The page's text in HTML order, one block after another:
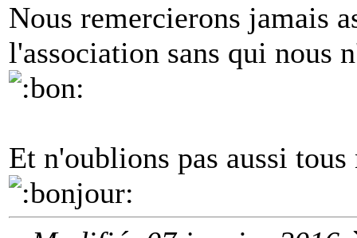
Nous remercierons jamais
l'association sans qui nous
Et n'oublions pas aussi